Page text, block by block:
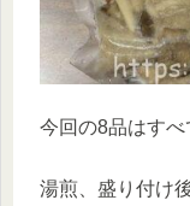
今回の8品はすべ
湯煎、盛り付け